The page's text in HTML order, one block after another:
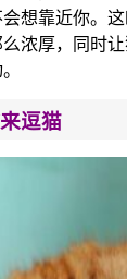
想靠近你。
浓厚，
同时
逗猫